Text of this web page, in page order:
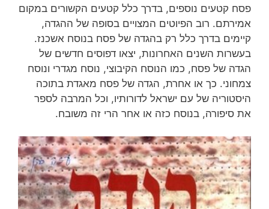
פסח קטעים נוספים, בדרך כלל קטעים הקשורים במקום
אמירתם. רוב הפיוטים המצויים בסופה של ההגדה,
קיימים בדרך כלל רק בהגדה של פסח בנוסח אשכנז.
בעשרות השנים האחרונות, יצאו דפוסים חדשים של
הגדה של פסח, כמו הנוסח הקיבוצי, נוסח מגדרי ונוסח
צמחוני. כך או אחרת, הגדה של פסח מאגדת בתוכה
היסטוריה של עם ישראל לדורותיו, וכל המרבה לספר
את סיפורה, בנוסח כזה או אחר הרי זה משובח.